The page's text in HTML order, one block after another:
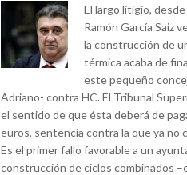
El largo litigio,
Ramón García Saiz
la construcción de
térmica acaba de
este pequeño
Adriano- contra HC. El Tribunal
el sentido de que ésta deberá de
euros, sentencia contra la que ya no
Es el primer fallo favorable a un
construcción de ciclos combinados